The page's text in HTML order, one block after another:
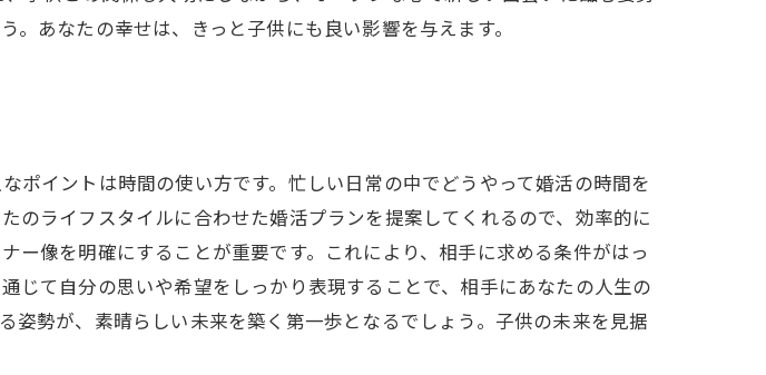
あなたの幸せは、きっと子供にも良い影響を与えます。
ポイントは時間の使い方です。忙しい日常の中でどうやって婚活の時間を
のライフスタイルに合わせた婚活プランを提案してくれるので、効率的に
像を明確にすることが重要です。これにより、相手に求める条件がはっ
じて自分の思いや希望をしっかり表現することで、相手にあなたの人生の
勢が、素晴らしい未来を築く第一歩となるでしょう。子供の未来を見据